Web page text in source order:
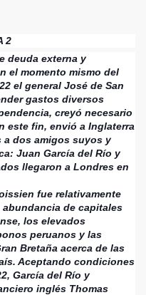
2
deuda externa y
el momento mismo del
el general José de San
gastos diversos
creyó necesario
este fin, envió a Inglaterra
dos amigos suyos y
Juan García del Río y
llegaron a Londres en
fue relativamente
de capitales
los elevados
peruanos y las
Bretaña acerca de las
Aceptando condiciones
García del Río y
inglés Thomas